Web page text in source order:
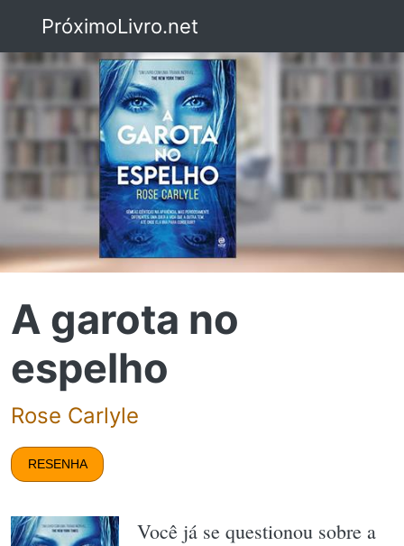
PróximoLivro.net
A garota no
espelho
Rose Carlyle
RESENHA
Você já se questionou sobre a